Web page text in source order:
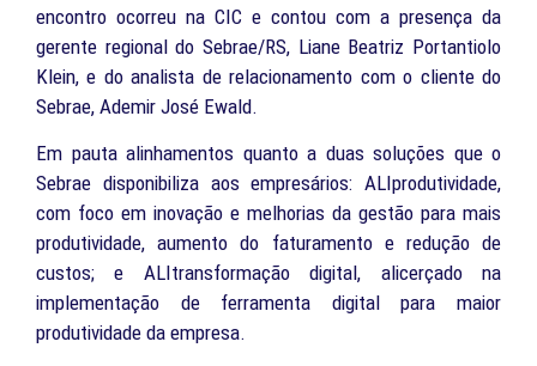
encontro ocorreu na CIC e contou com a presença da
gerente regional do Sebrae/RS, Liane Beatriz Portantiolo
Klein, e do analista de relacionamento com o cliente do
Sebrae, Ademir José Ewald.
Em pauta alinhamentos quanto a duas soluções que o
Sebrae disponibiliza aos empresários: ALIprodutividade,
com foco em inovação e melhorias da gestão para mais
produtividade, aumento do faturamento e redução de
custos; e ALItransformação digital, alicerçado na
implementação de ferramenta digital para maior
produtividade da empresa.